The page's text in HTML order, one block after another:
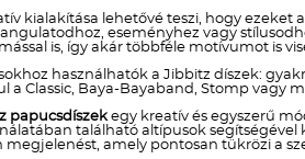
kialakítása lehetővé teszi, hogy ezeket
eseményhez vagy
is, így akár többféle motívumot is
használhatók a Jibbitz díszek:
a Classic, Baya-Bayaband, Stomp vagy
papucsdíszekegy kreatív és egyszerű
található altípusok
megjelenést, amely pontosan tükrözi a